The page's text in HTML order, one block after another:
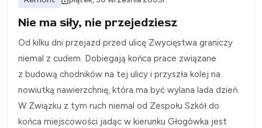
Nie ma siły, nie przejedziesz
Od kilku dni przejazd przed ulicę Zwycięstwa graniczy
niemal z cudem. Dobiegają końca prace związane
z budową chodników na tej ulicy i przyszła kolej na
nowiutką nawierzchnię, która ma być wylana lada dzień.
W Związku z tym ruch niemal od Zespołu Szkół do
końca miejscowości jadąc w kierunku Głogówka jest